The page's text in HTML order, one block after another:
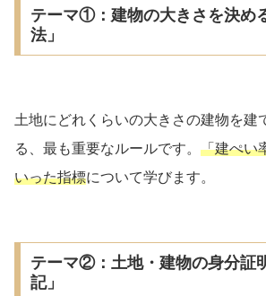
テーマ①：建物の大きさを決め
法」
土地にどれくらいの大きさの建物を建
る、最も重要なルールです。 「建ぺい
いった指標について学びます。
テーマ②：土地・建物の身分証
記」